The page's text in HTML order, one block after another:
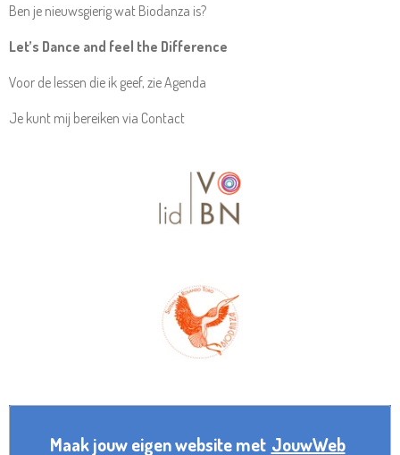
Ben je nieuwsgierig wat Biodanza is?
Let’s Dance and feel the Difference
Voor de lessen die ik geef, zie Agenda
Je kunt mij bereiken via Contact
Maak jouw eigen website met JouwWeb